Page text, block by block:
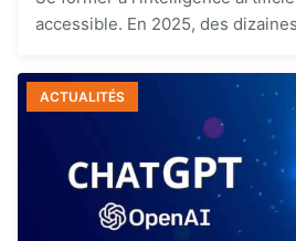
accessible. En 2025, des
ACTUALITÉS